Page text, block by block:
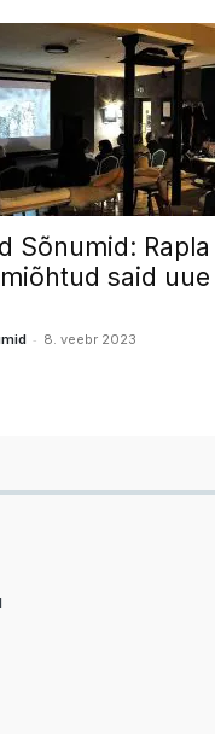
Sõnumid: Rapla
said uue
- 8. veebr 2023